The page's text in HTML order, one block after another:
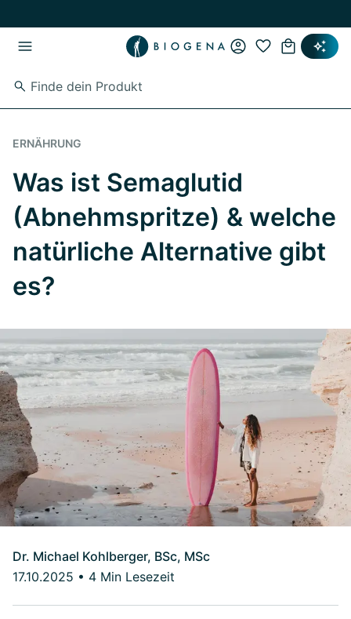
ERNÄHRUNG
Was ist Semaglutid
(Abnehmspritze) & welche
natürliche Alternative gibt
es?
Dr. Michael Kohlberger, BSc, MSc
17.10.2025 • 4 Min Lesezeit